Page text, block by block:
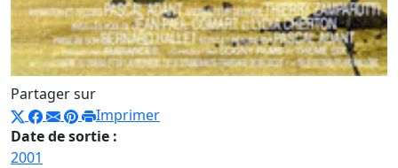
Partager sur
Imprimer
Date de sortie :
2001